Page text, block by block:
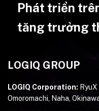
Phát triển
tăng trưởng
LOGIQ GROUP
LOGIQ Corporation:
Omoromachi, Naha,